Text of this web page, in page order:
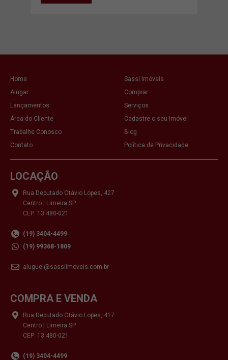
Home
Sassi Imóveis
Alugar
Comprar
Lançamentos
Serviços
Área do Cliente
Cadastre o seu Imóvel
Trabalhe Conosco
Blog
Contato
Política de Privacidade
LOCAÇÃO
Rua Deputado Otávio Lopes, 427
Centro | Limeira SP
CEP: 13.480-021
(19) 3404-4499
(19) 99368-1809
aluguel@sassiimoveis.com.br
COMPRA E VENDA
Rua Deputado Otávio Lopes, 417
Centro | Limeira SP
CEP: 13.480-021
(19) 3404-4499